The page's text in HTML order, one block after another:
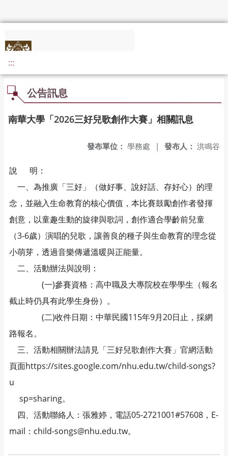
:::
公告訊息
南華大學「2026三好兒歌創作大賽」相關訊息
發布人： 洪鳴谷
發布單位： 學務處 |
說 明：
一、為推廣「三好」（做好事、說好話、存好心）的理
念，並融入生命教育的核心價值，本比賽鼓勵創作者發揮
創意，以童趣生動的旋律與歌詞，創作適合學齡前兒童
（3-6歲）演唱的兒歌，讓善良的種子與生命教育的理念從
小萌芽，透過音樂傳遞溫暖與正能量。
二、活動辦法與說明：
(一)參賽資格：高中職及大專院校在學學生（報名
截止時仍具有此學生身份）。
(二)收件日期：中華民國115年9月20日止，採網
路報名。
三、活動相關辦法請見「三好兒歌創作大賽」官網活動
頁面https://sites.google.com/nhu.edu.tw/child-songs?
u
sp=sharing。
四、活動聯絡人：張雅婷，電話05-2721001#57608，E-
mail：child-songs@nhu.edu.tw。